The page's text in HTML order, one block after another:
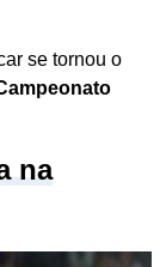
se tornou o
na